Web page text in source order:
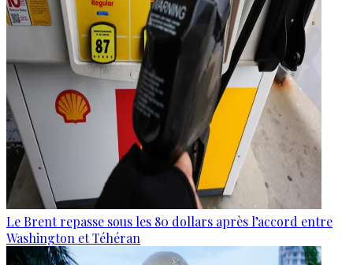
Le Brent repasse sous les 80 dollars après l’accord entre
Washington et Téhéran